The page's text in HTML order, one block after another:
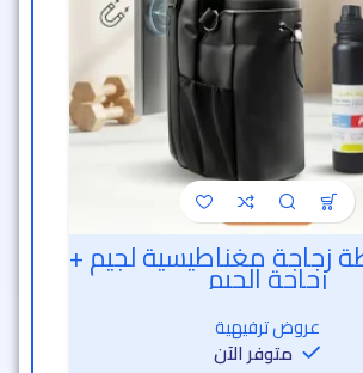
مغناطيسية لجيم +
زجاجة الجيم
عروض ترفيهية
متوفر الآن